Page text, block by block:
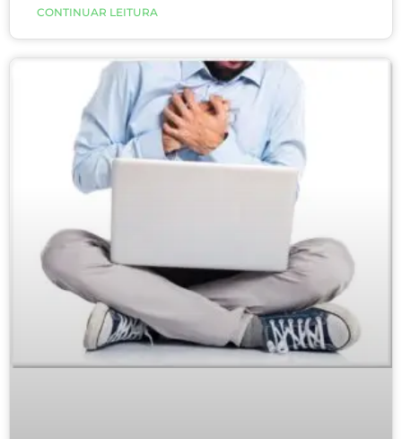
depressão e a ansiedade, diminuir o risco de
doenças cardiovasculares e aumentar os níveis de
serotonina no cérebro.
CONTINUAR LEITURA